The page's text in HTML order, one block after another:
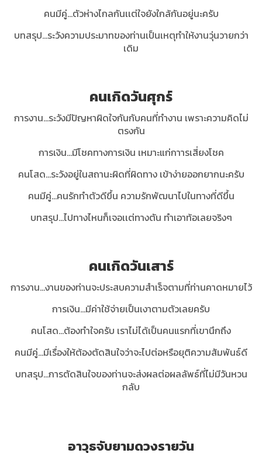
คนมีคู่…ตัวห่างไกลกันเเต่ใจยังใกล้กันอยู่นะครับ
บทสรุป…ระวังความประมาทของท่านเป็นเหตุทำให้งานวุ่นวายกว่า
เดิม
คนเกิดวันศุกร์
การงาน…ระวังมีปัญหาผิดใจกันกับคนที่ทำงาน เพราะความคิดไม่
ตรงกัน
การเงิน...มีโชคทางการเงิน เหมาะแก่กาารเสี่ยงโชค
คนโสด...ระวังอยู่ในสถานะผิดที่ผิดทาง เข้าง่ายออกยากนะครับ
คนมีคู่…คนรักทำตัวดีขึ้น ความรักพัฒนาไปในทางที่ดีขึ้น
บทสรุป...ไปทางไหนก็เจอเเต่ทางตัน ทำเอาท้อเลยจริงๆ
คนเกิดวันเสาร์
การงาน...งานของท่านจะประสบความสำเร็จตามที่ท่านคาดหมายไว้
การเงิน…มีค่าใช้จ่ายเป็นเงาตามตัวเลยครับ
คนโสด...ต้องทำใจครับ เราไม่ได้เป็นคนแรกที่เขานึกถึง
คนมีคู่…มีเรื่องให้ต้องตัดสินใจว่าจะไปต่อหรือยุติความสัมพันธ์ดี
บทสรุป...การตัดสินใจของท่านจะส่งผลต่อผลลัพธ์ที่ไม่มีวันหวน
กลับ
อาวุธจับยามดวงรายวัน